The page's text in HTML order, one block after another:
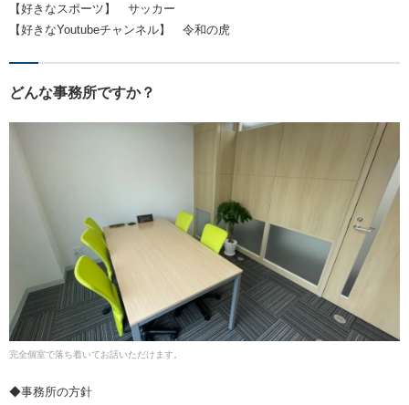
【好きなスポーツ】 サッカー
【好きなYoutubeチャンネル】 令和の虎
どんな事務所ですか？
完全個室で落ち着いてお話いただけます。
◆事務所の方針